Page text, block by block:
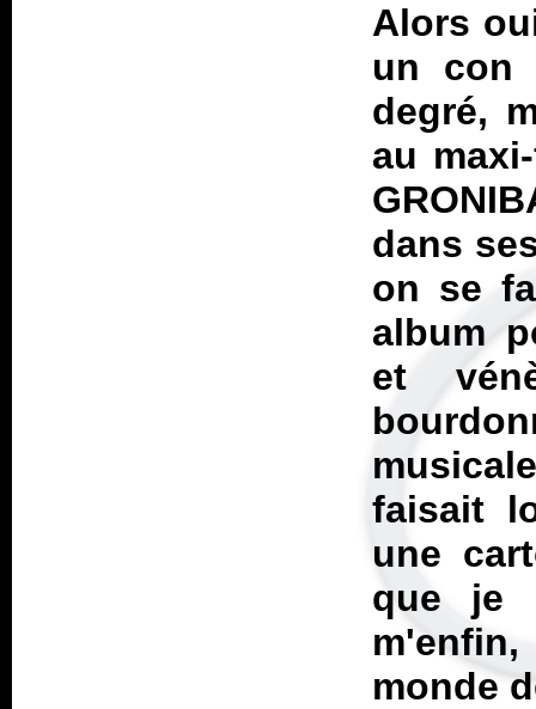
Alors
un con
degré,
au
dans
on se
album
et
faisait
une
que je
monde